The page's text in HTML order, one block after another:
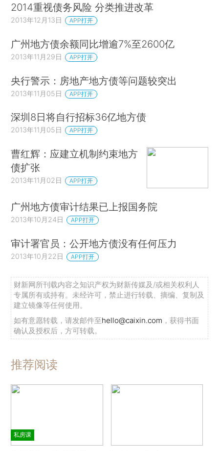
2014重视债务风险 分类推进改革
2013年12月13日 APP打开
广州地方债余额同比增逾7%至2600亿
2013年11月29日 APP打开
央行警示：房地产地方债等问题较突出
2013年11月05日 APP打开
深圳8日将自行招标36亿地方债
2013年11月05日 APP打开
曹红辉：应建立机制约束地方
债扩张
2013年11月02日 APP打开
广州地方债审计结果已上报国务院
2013年10月24日 APP打开
审计署官员：公开地方债没有任何压力
2013年10月22日 APP打开
财新网所刊载内容之知识产权为财新传媒及/或相关权利人
专属所有或持有。未经许可，禁止进行转载、摘编、复制及
建立镜像等任何使用。
如有意愿转载，请发邮件至hello@caixin.com ，获得书面
确认及授权后，方可转载。
推荐阅读
私房课